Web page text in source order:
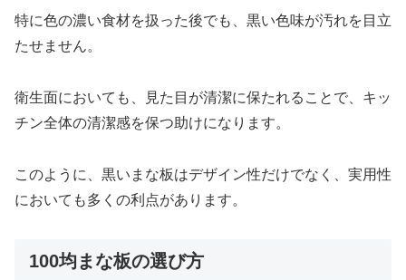
特に色の濃い食材を扱った後でも、黒い色味が汚れを目立
たせません。
衛生面においても、見た目が清潔に保たれることで、キッ
チン全体の清潔感を保つ助けになります。
このように、黒いまな板はデザイン性だけでなく、実用性
においても多くの利点があります。
100均まな板の選び方